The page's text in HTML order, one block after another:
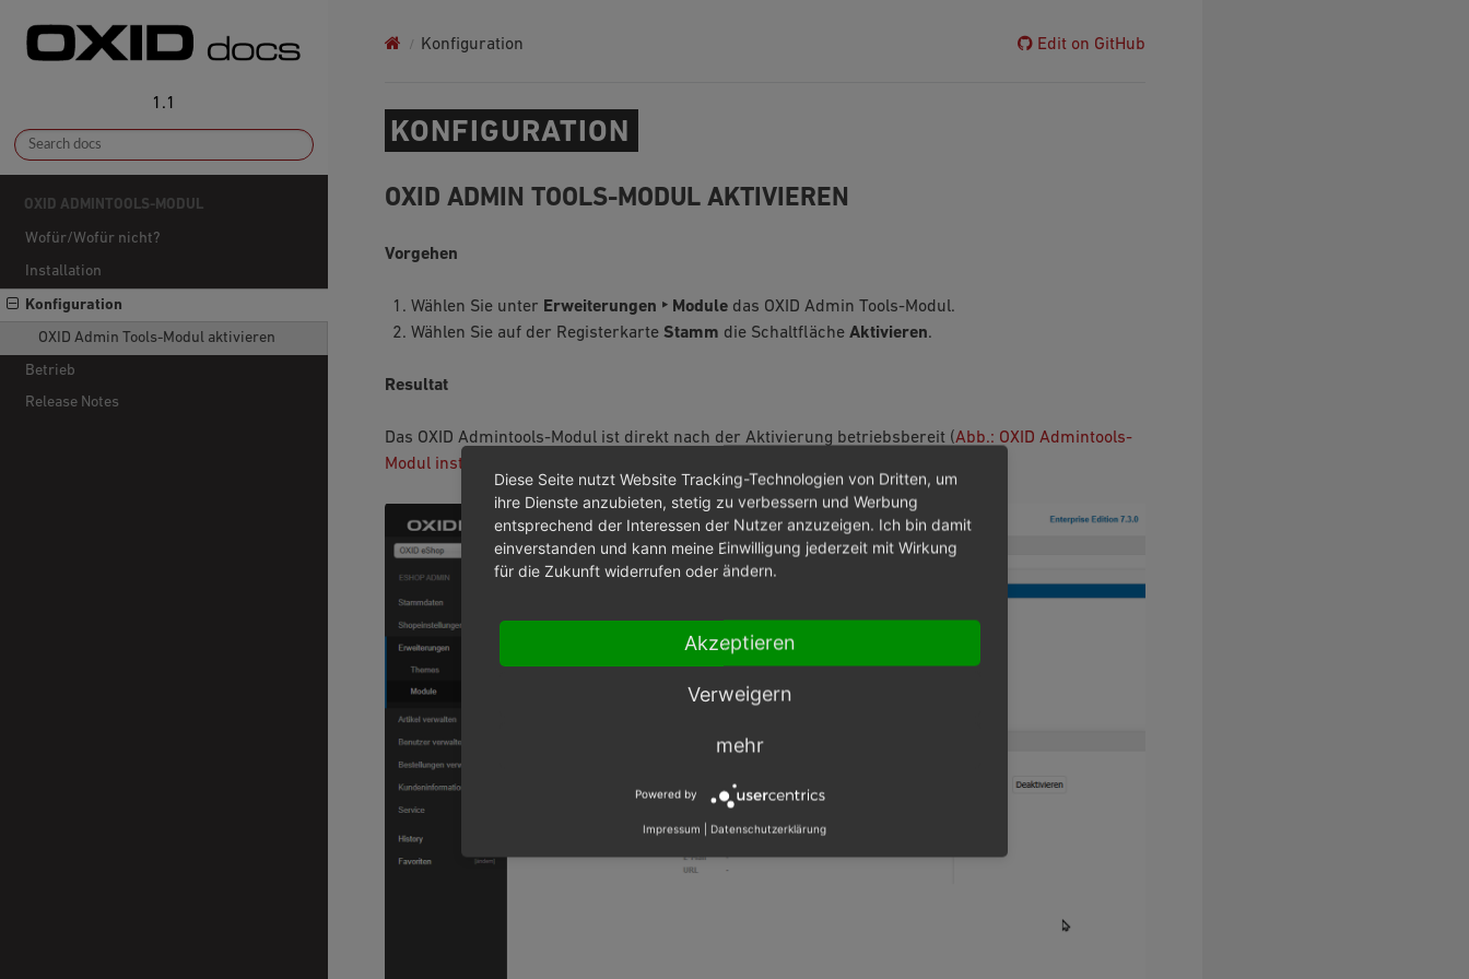
1.1
OXID ADMINTOOLS-MODUL
Wofür/Wofür nicht?
Installation
Konfiguration
OXID Admin Tools-Modul aktivieren
Betrieb
Release Notes
Konfiguration Edit on GitHub
KONFIGURATION
OXID ADMIN TOOLS-MODUL AKTIVIEREN
Vorgehen
Wählen Sie unter Erweiterungen ‣ Moduledas OXID Admin Tools-Modul.
Wählen Sie auf der Registerkarte Stamm die Schaltfläche Aktivieren.
Resultat
Das OXID Admintools-Modul ist direkt nach der Aktivierung betriebsbereit (Abb.: OXID Admintools-
Modul installiert und aktiviert
Diese Seite nutzt Website Tracking-Technologien von Dritten, um
ihre Dienste anzubieten, stetig zu verbessern und Werbung
entsprechend der Interessen der Nutzer anzuzeigen. Ich bin damit
einverstanden und kann meine Einwilligung jederzeit mit Wirkung
für die Zukunft widerrufen oder ändern.
Akzeptieren
Verweigern
mehr
Powered by
Impressum | Datenschutzerklärung